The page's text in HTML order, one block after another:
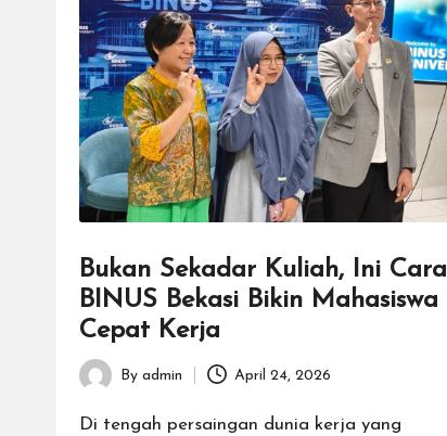
Bukan Sekadar Kuliah, Ini Cara
BINUS Bekasi Bikin Mahasiswa
Cepat Kerja
Posted
by
By admin April 24, 2026
Di tengah persaingan dunia kerja yang